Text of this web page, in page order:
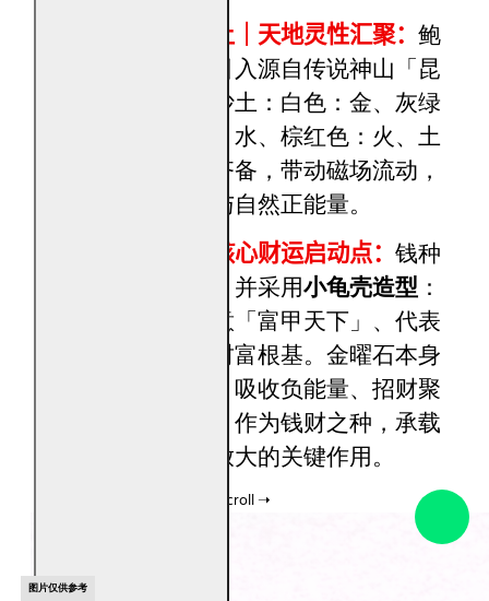
昆仑山五行沙土｜天地灵性汇聚： 鲍
一凡老师特别引入源自传说神山「昆
仑山」的五行沙土：白色：金、灰绿
色：木、黑色：水、棕红色：火、土
黄色：土五行齐备，带动磁场流动，
汇集天地灵性与自然正能量。
金曜石钱种｜核心财运启动点： 钱种
打造，并采用小龟壳造型 ：
象征长寿、寓意「富甲天下」、代表
尊荣、权力与财富根基。金曜石本身
具备辟邪化煞、吸收负能量、招财聚
财的象征意义，作为钱财之种，承载
启动、累积与放大的关键作用。
图片仅供参考